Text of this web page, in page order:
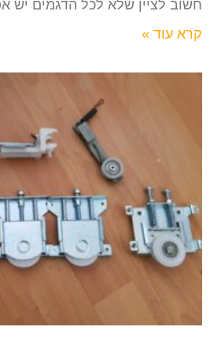
חשוב לציין שלא לכל הדגמים יש
קרא עוד »